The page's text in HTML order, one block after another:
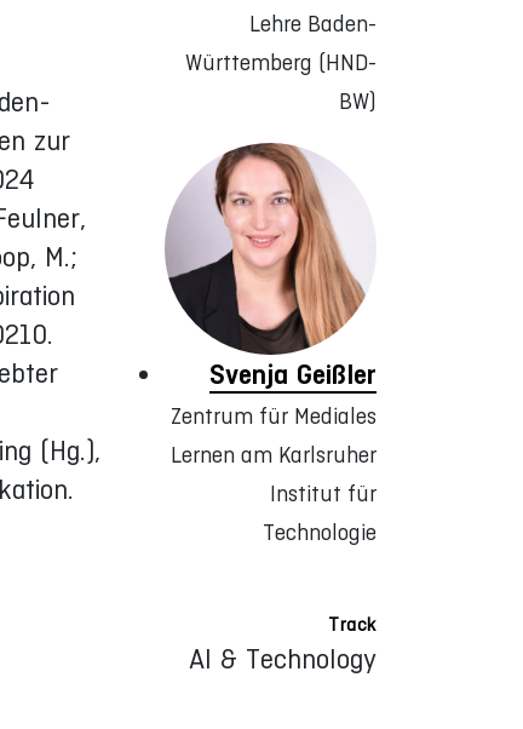
zur
M.;
(Hg.),
Lehre Baden-
Württemberg (HND-
BW)
Svenja Geißler
Zentrum für Mediales
Lernen am Karlsruher
Institut für
Technologie
Track
AI & Technology